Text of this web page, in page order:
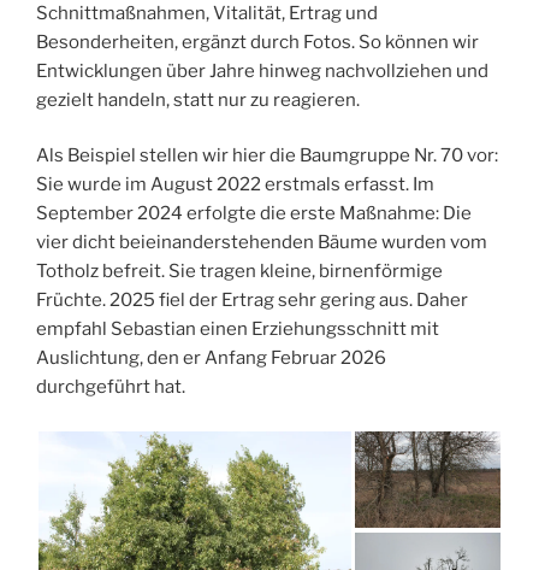
Schnittmaßnahmen, Vitalität, Ertrag und
Besonderheiten, ergänzt durch Fotos. So können wir
Entwicklungen über Jahre hinweg nachvollziehen und
gezielt handeln, statt nur zu reagieren.
Als Beispiel stellen wir hier die Baumgruppe Nr. 70 vor:
Sie wurde im August 2022 erstmals erfasst. Im
September 2024 erfolgte die erste Maßnahme: Die
vier dicht beieinanderstehenden Bäume wurden vom
Totholz befreit. Sie tragen kleine, birnenförmige
Früchte. 2025 fiel der Ertrag sehr gering aus. Daher
empfahl Sebastian einen Erziehungsschnitt mit
Auslichtung, den er Anfang Februar 2026
durchgeführt hat.